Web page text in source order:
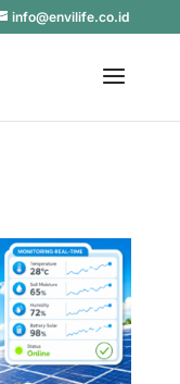
info@envilife.co.id